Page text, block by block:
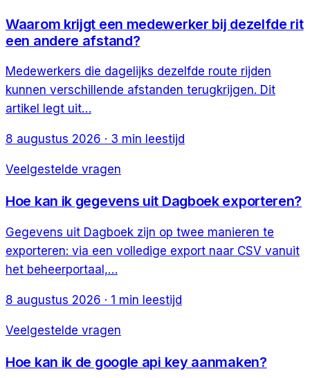
Waarom krijgt een medewerker bij dezelfde rit
een andere afstand?
Medewerkers die dagelijks dezelfde route rijden
kunnen verschillende afstanden terugkrijgen. Dit
artikel legt uit…
8 augustus 2026 · 3 min leestijd
Veelgestelde vragen
Hoe kan ik gegevens uit Dagboek exporteren?
Gegevens uit Dagboek zijn op twee manieren te
exporteren: via een volledige export naar CSV vanuit
het beheerportaal,…
8 augustus 2026 · 1 min leestijd
Veelgestelde vragen
Hoe kan ik de google api key aanmaken?